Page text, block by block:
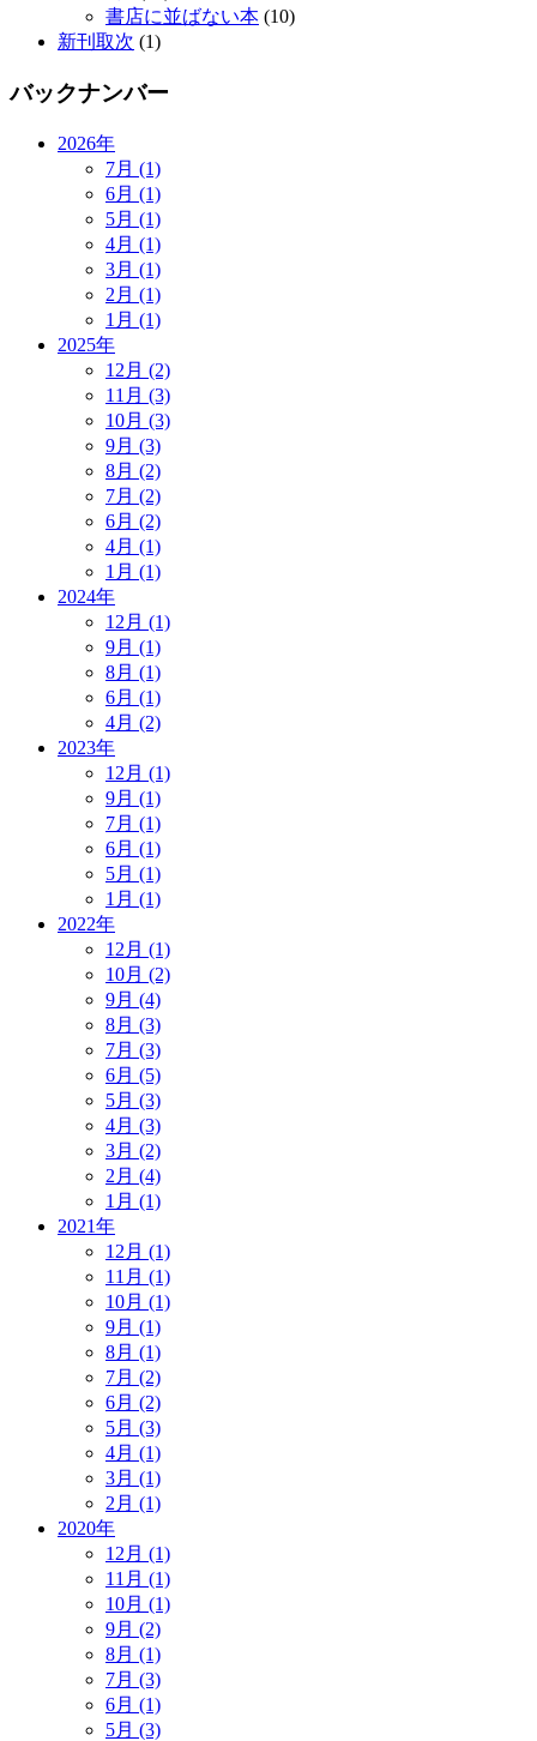
書店に並ばない本 (10)
新刊取次 (1)
バックナンバー
2026年
7月 (1)
6月 (1)
5月 (1)
4月 (1)
3月 (1)
2月 (1)
1月 (1)
2025年
12月 (2)
11月 (3)
10月 (3)
9月 (3)
8月 (2)
7月 (2)
6月 (2)
4月 (1)
1月 (1)
2024年
12月 (1)
9月 (1)
8月 (1)
6月 (1)
4月 (2)
2023年
12月 (1)
9月 (1)
7月 (1)
6月 (1)
5月 (1)
1月 (1)
2022年
12月 (1)
10月 (2)
9月 (4)
8月 (3)
7月 (3)
6月 (5)
5月 (3)
4月 (3)
3月 (2)
2月 (4)
1月 (1)
2021年
12月 (1)
11月 (1)
10月 (1)
9月 (1)
8月 (1)
7月 (2)
6月 (2)
5月 (3)
4月 (1)
3月 (1)
2月 (1)
2020年
12月 (1)
11月 (1)
10月 (1)
9月 (2)
8月 (1)
7月 (3)
6月 (1)
5月 (3)